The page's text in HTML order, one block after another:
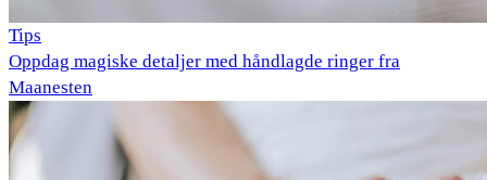
Tips
Oppdag magiske detaljer med håndlagde ringer fra
Maanesten